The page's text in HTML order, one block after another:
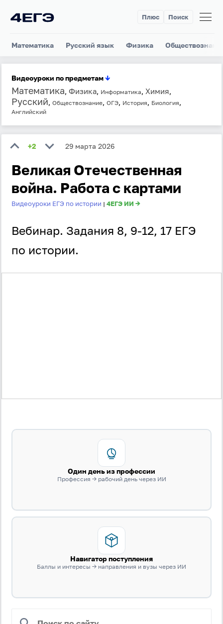
Плюс Поиск
Математика Русский язык Физика
Видеоуроки по предметам ↓
Математика, Физика, Информатика, Химия,
Русский, Обществознание, ОГЭ, История, Биология,
Английский
+2 29 марта 2026
Великая Отечественная
война. Работа с картами
Видеоуроки ЕГЭ по истории | 4ЕГЭ ИИ →
Вебинар. Задания 8, 9-12, 17 ЕГЭ
по истории.
Один день из профессии
Профессия → рабочий день через ИИ
Навигатор поступления
Баллы и интересы → направления и вузы через ИИ